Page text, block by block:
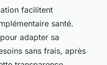
facilitent
santé.
adapter sa
sans frais, après